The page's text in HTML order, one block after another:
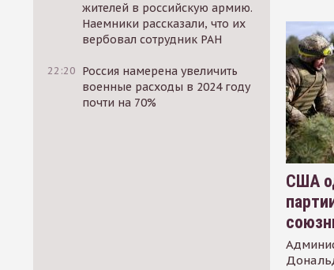
жителей в российскую армию.
Наемники рассказали, что их
вербовал сотрудник РАН
22:20 Россия намерена увеличить
военные расходы в 2024 году
почти на 70%
США